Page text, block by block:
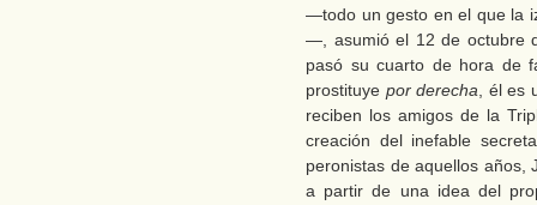
—todo un gesto en el que la
—, asumió el 12 de octubre
pasó su cuarto de hora de
prostituye por derecha , él
reciben los amigos de la
creación del inefable
peronistas de aquellos años,
a partir de una idea del